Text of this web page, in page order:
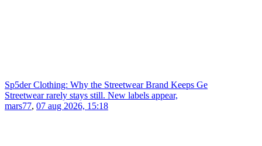
Sp5der Clothing: Why the Streetwear Brand Keeps Ge
Streetwear rarely stays still. New labels appear,
mars77, 07 aug 2026, 15:18